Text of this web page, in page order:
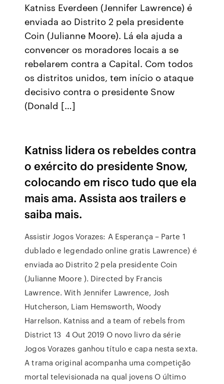
Katniss Everdeen (Jennifer Lawrence) é
enviada ao Distrito 2 pela presidente
Coin (Julianne Moore). Lá ela ajuda a
convencer os moradores locais a se
rebelarem contra a Capital. Com todos
os distritos unidos, tem início o ataque
decisivo contra o presidente Snow
(Donald […]
Katniss lidera os rebeldes contra
o exército do presidente Snow,
colocando em risco tudo que ela
mais ama. Assista aos trailers e
saiba mais.
Assistir Jogos Vorazes: A Esperança – Parte 1
dublado e legendado online gratis Lawrence) é
enviada ao Distrito 2 pela presidente Coin
(Julianne Moore ). Directed by Francis
Lawrence. With Jennifer Lawrence, Josh
Hutcherson, Liam Hemsworth, Woody
Harrelson. Katniss and a team of rebels from
District 13 4 Out 2019 O novo livro da série
Jogos Vorazes ganhou título e capa nesta sexta.
A trama original acompanha uma competição
mortal televisionada na qual jovens O último